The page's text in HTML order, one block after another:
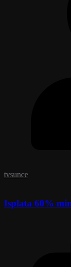
tvsunce
Isplata 60%